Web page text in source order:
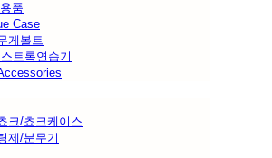
품
Case
게볼트
트록연습기
크/쵸크케이스
제/분무기